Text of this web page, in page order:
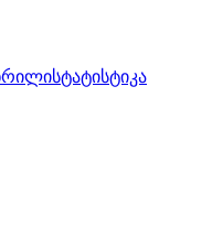
სტატისტიკა